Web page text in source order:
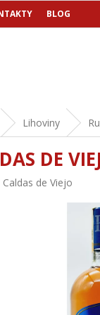
BLOG
Lihoviny
DE
Caldas de Viejo